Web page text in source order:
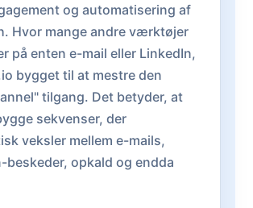
og automatisering af
Hvor mange andre værktøjer
på enten e-mail eller LinkedIn,
bygget til at mestre den
tilgang. Det betyder, at
sekvenser, der
veksler mellem e-mails,
beskeder, opkald og endda